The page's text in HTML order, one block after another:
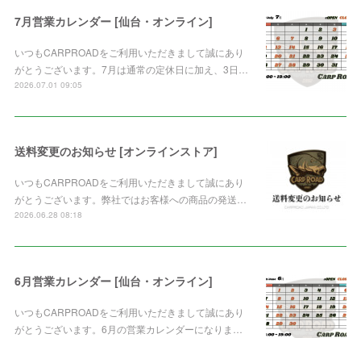
7月営業カレンダー [仙台・オンライン]
いつもCARPROADをご利用いただきまして誠にあり
がとうございます。7月は通常の定休日に加え、3日…
2026.07.01 09:05
送料変更のお知らせ [オンラインストア]
いつもCARPROADをご利用いただきまして誠にあり
がとうございます。弊社ではお客様への商品の発送…
2026.06.28 08:18
6月営業カレンダー [仙台・オンライン]
いつもCARPROADをご利用いただきまして誠にあり
がとうございます。6月の営業カレンダーになりま…